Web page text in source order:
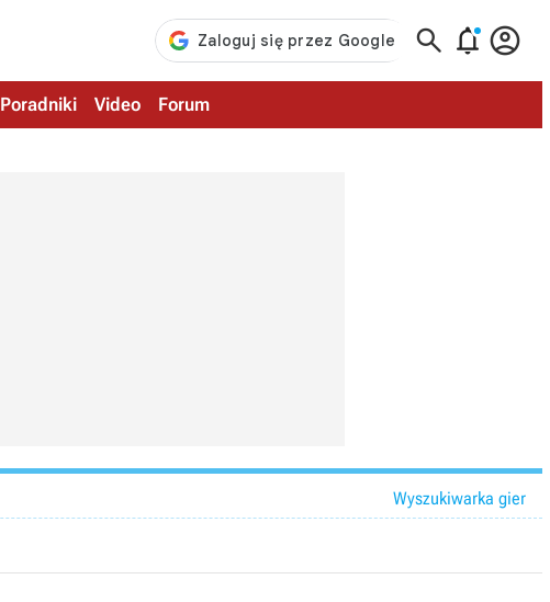
  
Poradniki Video Forum
Wyszukiwarka gier